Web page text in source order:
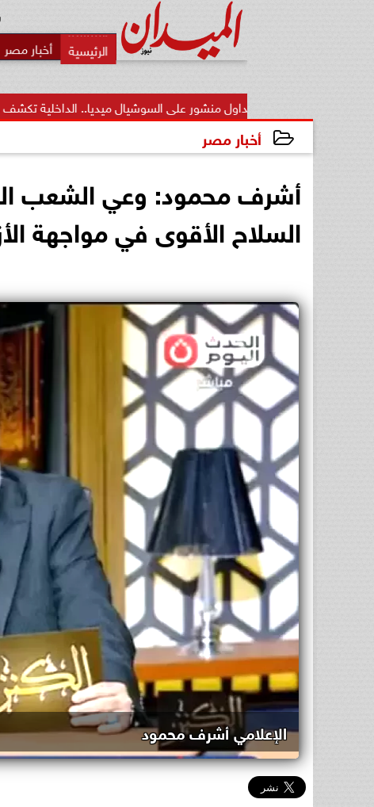
أخبار مصر
بعد تداول منشور على السوشيال ميديا.. الداخلية تكشف حقيقة واقعة...
أخبار مصر
أشرف محمود: وعي الشعب
السلاح الأقوى في مواجهة
الإعلامي أشرف محمود